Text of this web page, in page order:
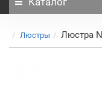
Люстры Люстра